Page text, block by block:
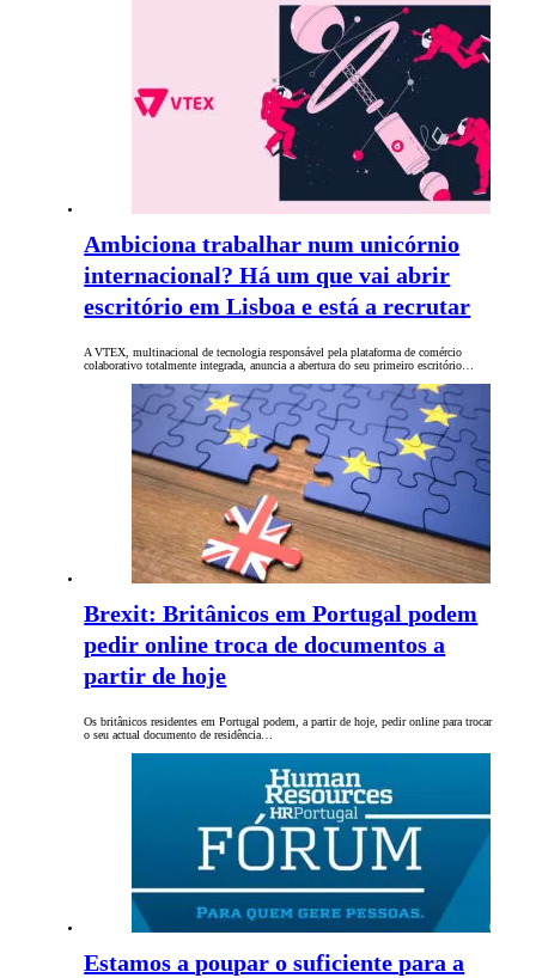
Ambiciona trabalhar num unicórnio
internacional? Há um que vai abrir
escritório em Lisboa e está a recrutar
A VTEX, multinacional de tecnologia responsável pela plataforma de comércio
colaborativo totalmente integrada, anuncia a abertura do seu primeiro escritório…
Brexit: Britânicos em Portugal podem
pedir online troca de documentos a
partir de hoje
Os britânicos residentes em Portugal podem, a partir de hoje, pedir online para trocar
o seu actual documento de residência…
Estamos a poupar o suficiente para a